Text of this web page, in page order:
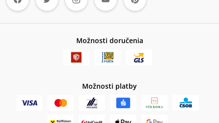
Možnosti doručenia
Možnosti platby